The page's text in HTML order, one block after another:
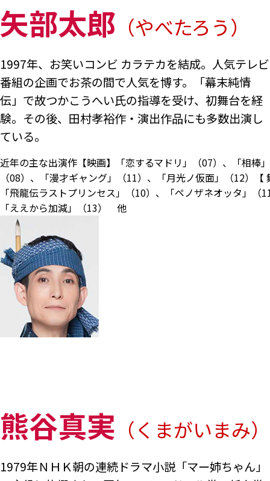
矢部太郎 （やべたろう）
1997年、お笑いコンビ カラテカを結成。人気テレビ
番組の企画でお茶の間で人気を博す。「幕末純情
伝」で故つかこうへい氏の指導を受け、初舞台を経
験。その後、田村孝裕作・演出作品にも多数出演し
ている。
近年の主な出演作【映画】「恋するマドリ」（07）、「相棒」
（08）、「漫才ギャング」（11）、「月光ノ仮面」（12）【
「飛龍伝ラストプリンセス」（10）、「ペノザネオッタ」（
「ええから加減」（13） 他
熊谷真実 （くまがいまみ）
1979年ＮＨＫ朝の連続ドラマ小説「マー姉ちゃん」